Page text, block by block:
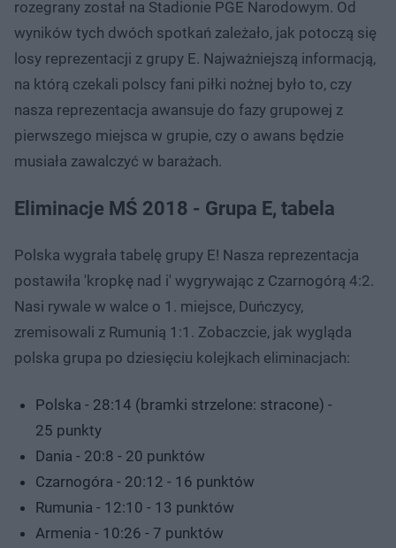
rozegrany został na Stadionie PGE Narodowym. Od
wyników tych dwóch spotkań zależało, jak potoczą się
losy reprezentacji z grupy E. Najważniejszą informacją,
na którą czekali polscy fani piłki nożnej było to, czy
nasza reprezentacja awansuje do fazy grupowej z
pierwszego miejsca w grupie, czy o awans będzie
musiała zawalczyć w barażach.
Eliminacje MŚ 2018 - Grupa E, tabela
Polska wygrała tabelę grupy E! Nasza reprezentacja
postawiła 'kropkę nad i' wygrywając z Czarnogórą 4:2.
Nasi rywale w walce o 1. miejsce, Duńczycy,
zremisowali z Rumunią 1:1. Zobaczcie, jak wygląda
polska grupa po dziesięciu kolejkach eliminacjach:
Polska - 28:14 (bramki strzelone: stracone) -
25 punkty
Dania - 20:8 - 20 punktów
Czarnogóra - 20:12 - 16 punktów
Rumunia - 12:10 - 13 punktów
Armenia - 10:26 - 7 punktów